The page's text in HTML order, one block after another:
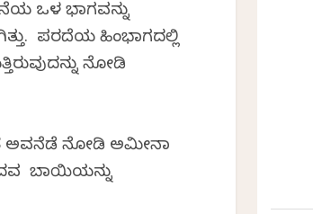
ಒಳ ಭಾಗವನ್ನು
ಪರದೆಯ ಹಿಂಭಾಗದಲ್ಲಿ
ನೋಡಿ
ಅವನೆಡೆ ನೋಡಿ ಅಮೀನಾ
ಬಾಯಿಯನ್ನು